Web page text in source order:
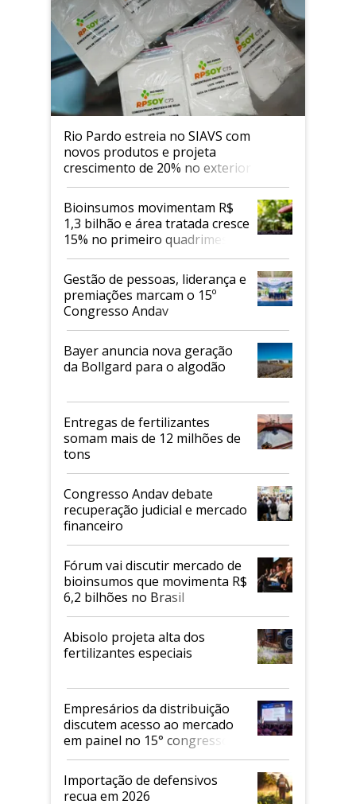
Rio Pardo estreia no SIAVS com
novos produtos e projeta
crescimento de 20% no exterior
Bioinsumos movimentam R$
1,3 bilhão e área tratada cresce
15% no primeiro quadrimestre
de 2026
Gestão de pessoas, liderança e
premiações marcam o 15º
Congresso Andav
Bayer anuncia nova geração
da Bollgard para o algodão
Entregas de fertilizantes
somam mais de 12 milhões de
tons
Congresso Andav debate
recuperação judicial e mercado
financeiro
Fórum vai discutir mercado de
bioinsumos que movimenta R$
6,2 bilhões no Brasil
Abisolo projeta alta dos
fertilizantes especiais
Empresários da distribuição
discutem acesso ao mercado
em painel no 15° congresso
Andav
Importação de defensivos
recua em 2026